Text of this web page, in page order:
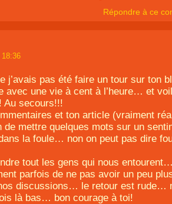
Répondre à ce
j’avais pas été faire un tour sur ton
avec une vie à cent à l’heure… et
Au secours!!!
et ton article (vraiment
de mettre quelques mots sur un
la foule… non on peut pas dire
tout les gens qui nous
parfois de ne pas avoir un peu
discussions… le retour est rude…
là bas… bon courage à toi!